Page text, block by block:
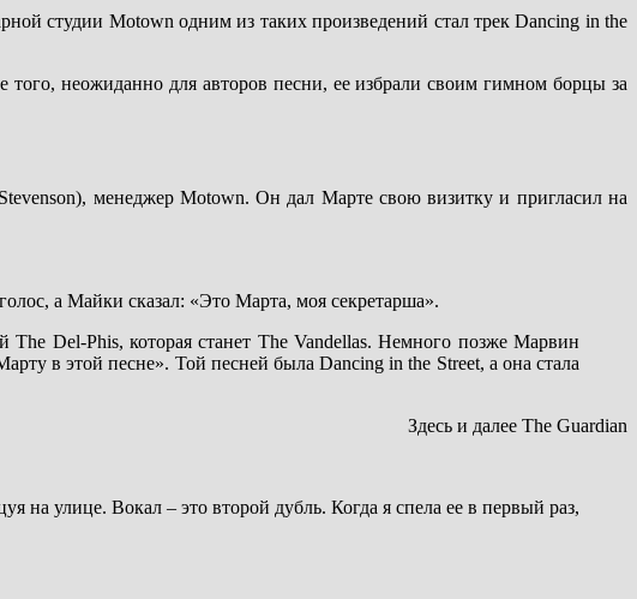
студии Motown одним из таких произведений стал трек Dancing in the
неожиданно для авторов песни, ее избрали своим гимном борцы за
менеджер Motown. Он дал Марте свою визитку и пригласил на
а Майки сказал: «Это Марта, моя секретарша».
The Del-Phis, которая станет The Vandellas. Немного позже Марвин
в этой песне». Той песней была Dancing in the Street, а она стала
Здесь и далее The Guardian
на улице. Вокал – это второй дубль. Когда я спела ее в первый раз,